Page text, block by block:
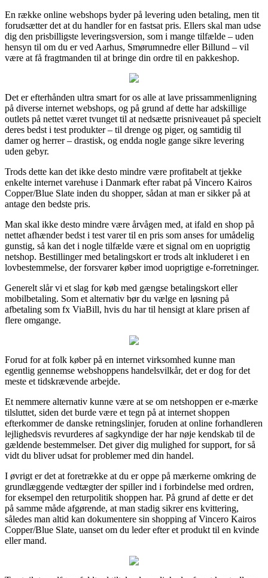
En række online webshops byder på levering uden betaling, men tit
forudsætter det at du handler for en fastsat pris. Ellers skal man udse
dig den prisbilligste leveringsversion, som i mange tilfælde – uden
hensyn til om du er ved Aarhus, Smørumnedre eller Billund – vil
være at få fragtmanden til at bringe din ordre til en pakkeshop.
Det er efterhånden ultra smart for os alle at lave prissammenligning
på diverse internet webshops, og på grund af dette har adskillige
outlets på nettet været tvunget til at nedsætte prisniveauet på specielt
deres bedst i test produkter – til drenge og piger, og samtidig til
damer og herrer – drastisk, og endda nogle gange sikre levering
uden gebyr.
Trods dette kan det ikke desto mindre være profitabelt at tjekke
enkelte internet varehuse i Danmark efter rabat på Vincero Kairos
Copper/Blue Slate inden du shopper, sådan at man er sikker på at
antage den bedste pris.
Man skal ikke desto mindre være årvågen med, at ifald en shop på
nettet afhænder bedst i test varer til en pris som anses for umådelig
gunstig, så kan det i nogle tilfælde være et signal om en uoprigtig
netshop. Bestillinger med betalingskort er trods alt inkluderet i en
lovbestemmelse, der forsvarer køber imod uoprigtige e-forretninger.
Generelt slår vi et slag for køb med gængse betalingskort eller
mobilbetaling. Som et alternativ bør du vælge en løsning på
afbetaling som fx ViaBill, hvis du har til hensigt at klare prisen af
flere omgange.
Forud for at folk køber på en internet virksomhed kunne man
egentlig gennemse webshoppens handelsvilkår, det er dog for det
meste et tidskrævende arbejde.
Et nemmere alternativ kunne være at se om netshoppen er e-mærke
tilsluttet, siden det burde være et tegn på at internet shoppen
efterkommer de danske retningslinjer, foruden at online forhandleren
lejlighedsvis revurderes af sagkyndige der har nøje kendskab til de
gældende bestemmelser. Det giver dig mulighed for support, for så
vidt du bliver udsat for problemer med din handel.
I øvrigt er det at foretrække at du er oppe på mærkerne omkring de
grundlæggende vedtægter der spiller ind i forbindelse med ordren,
for eksempel den returpolitik shoppen har. På grund af dette er det
på samme måde afgørende, at man stadig sikrer ens kvittering,
således man altid kan dokumentere sin shopping af Vincero Kairos
Copper/Blue Slate, uanset om du leder efter et produkt til en kvinde
eller mand.